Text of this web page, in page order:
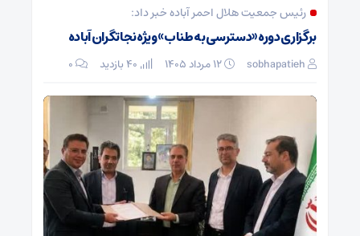
رئیس جمعیت هلال احمر آباده خبر داد:
برگزاری دوره «دسترسی به طناب» ویژه نجاتگران آباده
sobhapatieh ۰